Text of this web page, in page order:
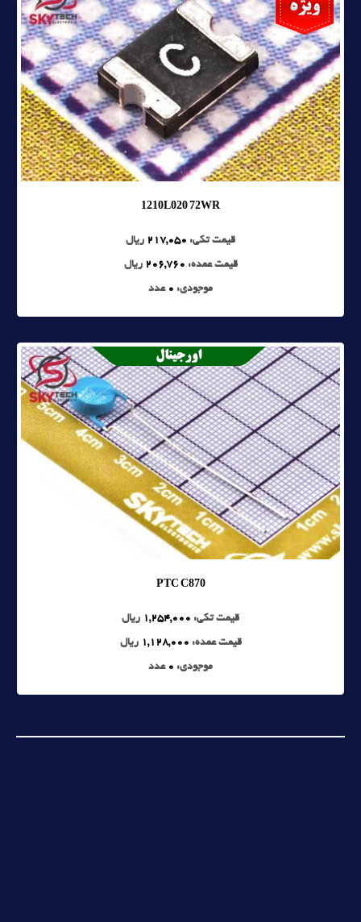
1210L020 72WR
قیمت تکی: 217,050 ریال
قیمت عمده: 206,760 ریال
موجودی: 0 عدد
PTC C870
قیمت تکی: 1,254,000 ریال
قیمت عمده: 1,128,000 ریال
موجودی: 0 عدد